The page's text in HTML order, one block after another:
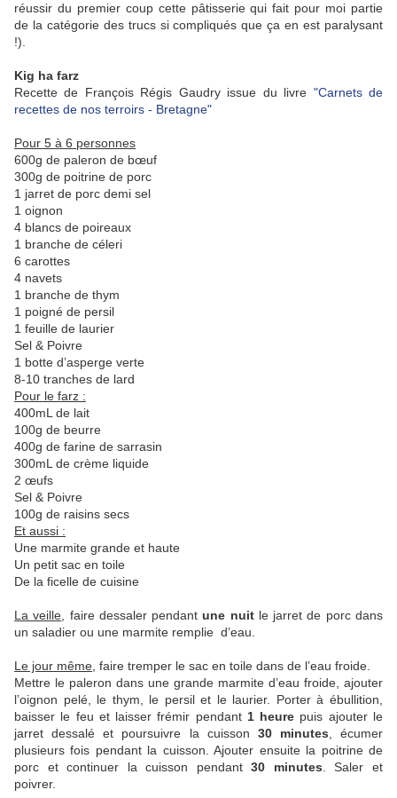
réussir du premier coup cette pâtisserie qui fait pour moi partie
de la catégorie des trucs si compliqués que ça en est paralysant
!).
Kig ha farz
Recette de François Régis Gaudry issue du livre "Carnets de
recettes de nos terroirs - Bretagne"
Pour 5 à 6 personnes
600g de paleron de bœuf
300g de poitrine de porc
1 jarret de porc demi sel
1 oignon
4 blancs de poireaux
1 branche de céleri
6 carottes
4 navets
1 branche de thym
1 poigné de persil
1 feuille de laurier
Sel & Poivre
1 botte d’asperge verte
8-10 tranches de lard
Pour le farz :
400mL de lait
100g de beurre
400g de farine de sarrasin
300mL de crème liquide
2 œufs
Sel & Poivre
100g de raisins secs
Et aussi :
Une marmite grande et haute
Un petit sac en toile
De la ficelle de cuisine
La veille , faire dessaler pendantune nuitle jarret de porc dans
un saladier ou une marmite remplie d’eau.
Le jour même , faire tremper le sac en toile dans de l’eau froide.
Mettre le paleron dans une grande marmite d’eau froide, ajouter
l’oignon pelé, le thym, le persil et le laurier. Porter à ébullition,
baisser le feu et laisser frémir pendant 1 heure puis ajouter le
jarret dessalé et poursuivre la cuisson 30 minutes , écumer
plusieurs fois pendant la cuisson. Ajouter ensuite la poitrine de
porc et continuer la cuisson pendant30 minutes . Saler et
poivrer.